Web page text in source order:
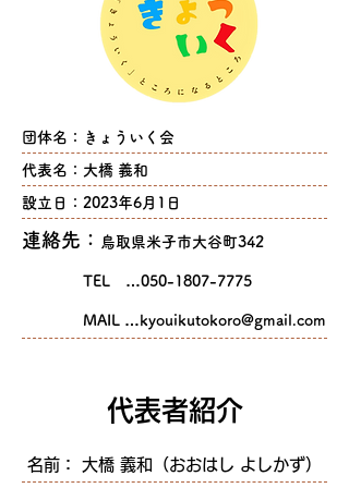
​団体名： きょういく会
​代表名： 大橋 義和
​設立日： 2023年6月1日
​連絡先： 鳥取県米子市大谷町342
TEL …050-1807-7775
MAIL …kyouikutokoro@gmail.com
​代表者紹介
名前： 大橋 義和（おおはし よしかず）​